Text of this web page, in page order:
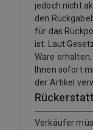
jedoch nicht
den
für das
ist. Laut
Ware
Ihnen sofort
der Artikel
Verkäufer